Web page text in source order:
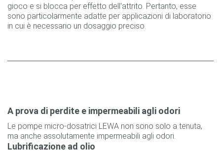
gioco e si blocca per effetto dell'attrito. Pertanto, esse
sono particolarmente adatte per applicazioni di laboratorio
in cui è necessario un dosaggio preciso.
A prova di perdite e impermeabili agli odori
Le pompe micro-dosatrici LEWA non sono solo a tenuta,
ma anche assolutamente impermeabili agli odori.
Lubrificazione ad olio